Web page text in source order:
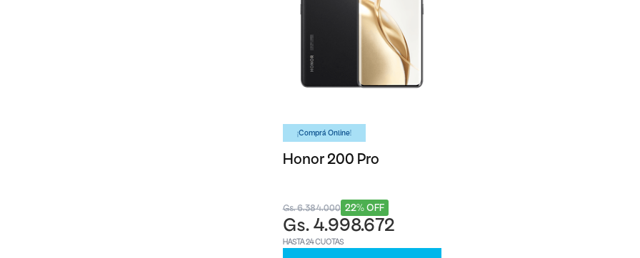
¡Comprá Online!
Honor 200 Pro
22% OFF
Gs. 6.384.000
Gs. 4.998.672
HASTA 24 CUOTAS